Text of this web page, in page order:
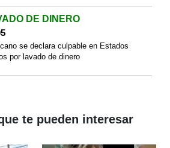
DE DINERO
se declara culpable en Estados
por lavado de dinero
te pueden interesar